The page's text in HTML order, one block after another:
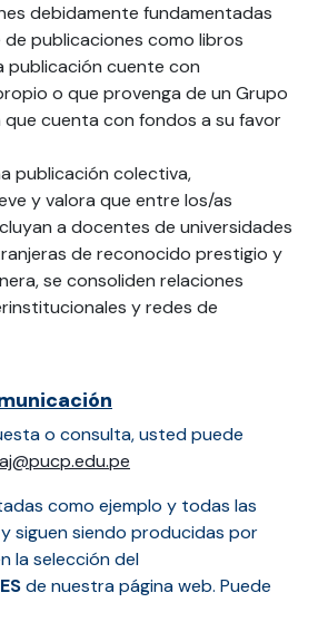
debidamente fundamentadas
publicaciones como libros
publicación cuente con
o que provenga de un Grupo
que cuenta con fondos a su favor
publicación colectiva,
y valora que entre los/as
a docentes de universidades
de reconocido prestigio y
se consoliden relaciones
y redes de
o consulta, usted puede
como ejemplo y todas las
siguen siendo producidas por
la selección del
de nuestra página web. Puede